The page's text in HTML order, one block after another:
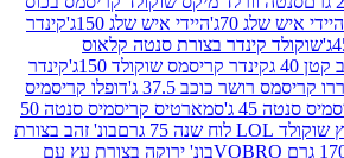
היידי איש שלג 150ג'
קינדר
בצורת סנטה קלאוס
קריסמס שוקולד 150ג'
קינדר
כוכב 37.5 ג'
דופלו קריסמיס
סמארטיס קריסמיס סנטה 50
בונ' זהב בצורת
בונ' ירוקה בצורת עץ עם